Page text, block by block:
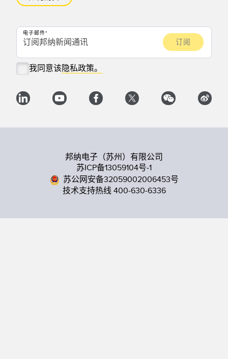
电子邮件
我同意该隐私政策。
邦纳电子（苏州）有限公司
苏ICP备13059104号-1
苏公网安备32059002006453号
技术支持热线 400-630-6336